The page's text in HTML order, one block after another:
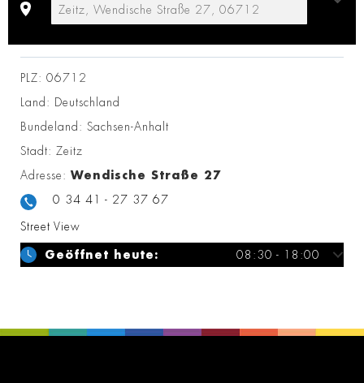
PLZ: 06712
Land: Deutschland
Bundeland: Sachsen-Anhalt
Stadt: Zeitz
Adresse: Wendische Straße 27
0 34 41 - 27 37 67
Street View
Geöffnet heute: 08:30 - 18:00